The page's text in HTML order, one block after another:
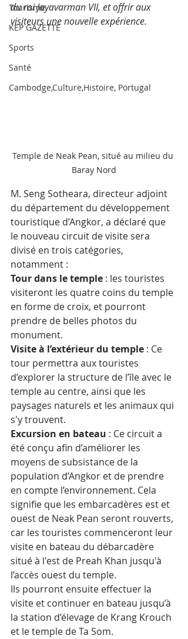
Tourisme
KEP GAZETTE
Sports
Santé
Cambodge,Culture,Histoire, Portugal
du roi Jayavarman VII, et offrir aux
visiteurs une nouvelle expérience.
Temple de Neak Pean, situé au milieu du
Baray Nord
M. Seng Sotheara, directeur adjoint
du département du développement
touristique d’Angkor, a déclaré que
le nouveau circuit de visite sera
divisé en trois catégories,
notamment :
Tour dans le temple : les touristes
visiteront les quatre coins du temple
en forme de croix, et pourront
prendre de belles photos du
monument.
Visite à l’extérieur du temple : Ce
tour permettra aux touristes
d’explorer la structure de l’île avec le
temple au centre, ainsi que les
paysages naturels et les animaux qui
s'y trouvent.
Excursion en bateau : Ce circuit a
été conçu afin d’améliorer les
moyens de subsistance de la
population d’Angkor et de prendre
en compte l’environnement. Cela
signifie que les embarcadères est et
ouest de Neak Pean seront rouverts,
car les touristes commenceront leur
visite en bateau du débarcadère
situé à l'est de Preah Khan jusqu'à
l’accès ouest du temple.
Ils pourront ensuite effectuer la
visite et continuer en bateau jusqu’à
la station d’élevage de Krang Krouch
et le temple de Ta Som.